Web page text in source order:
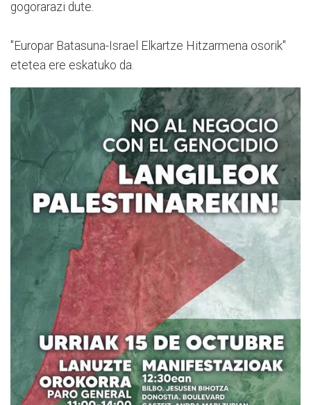
gogorarazi dute.
"Europar Batasuna-Israel Elkartze Hitzarmena osorik"
etetea ere eskatuko da.